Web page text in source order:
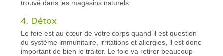
trouvé dans les magasins naturels.
4. Détox
Le foie est au cœur de votre corps quand il est question
du système immunitaire, irritations et allergies, il est donc
important de bien le traiter. Le foie va retirer beaucoup